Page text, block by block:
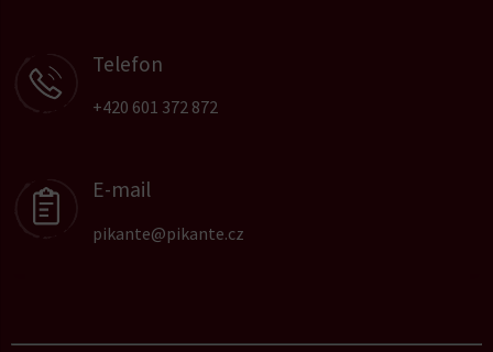
Telefon
+420 601 372 872
E-mail
pikante@pikante.cz